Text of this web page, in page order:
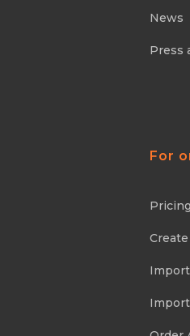
News
Press
For
Pricing